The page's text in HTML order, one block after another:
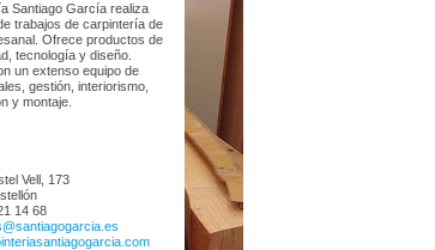
Santiago García realiza
trabajos de carpintería de
Ofrece productos de
tecnología y diseño.
un extenso equipo de
gestión, interiorismo,
y montaje.
Vell, 173
14 68